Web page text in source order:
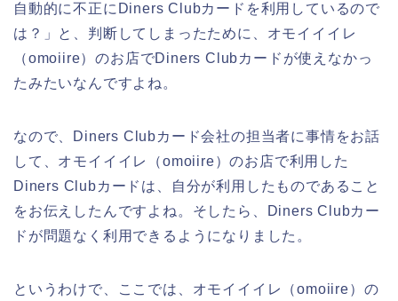
自動的に不正にDiners Clubカードを利用しているので
は？」と、判断してしまったために、オモイイイレ
（omoiire）のお店でDiners Clubカードが使えなかっ
たみたいなんですよね。
なので、Diners Clubカード会社の担当者に事情をお話
して、オモイイイレ（omoiire）のお店で利用した
Diners Clubカードは、自分が利用したものであること
をお伝えしたんですよね。そしたら、Diners Clubカー
ドが問題なく利用できるようになりました。
というわけで、ここでは、オモイイイレ（omoiire）の